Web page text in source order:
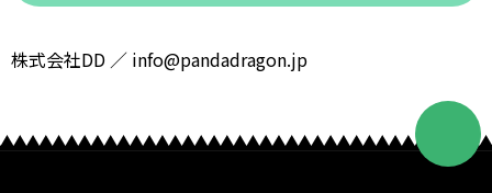
株式会社DD ／ info@pandadragon.jp